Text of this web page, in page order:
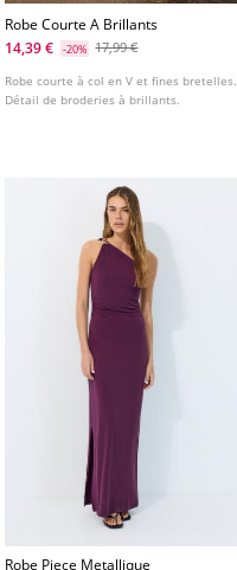
Robe Courte A Brillants
14,39 €
-20% 17,99 €
Robe courte à col en V et fines bretelles.
Détail de broderies à brillants.
Robe Piece Metallique